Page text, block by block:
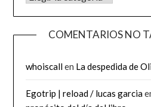
COMENTARIOS NO
whoiscallen La despedida de
Egotrip | reload / lucas garcia